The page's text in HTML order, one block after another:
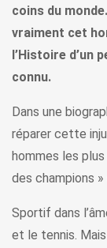
coins du
vraiment cet
l’Histoire d’un
connu.
Dans une
réparer cette
hommes les
des champions »
Sportif dans
et le tennis. Mais